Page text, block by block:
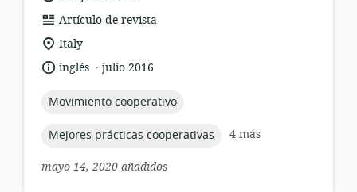
formato
del
recurso:
Artículo de revista
ubicación
de
relevancia:
Italy
idioma:
inglés .
fecha
publicación:
julio 2016
topic:
Movimiento cooperativo
topic:
Mejores prácticas cooperativas
4 más
mayo 14, 2020 añadidos